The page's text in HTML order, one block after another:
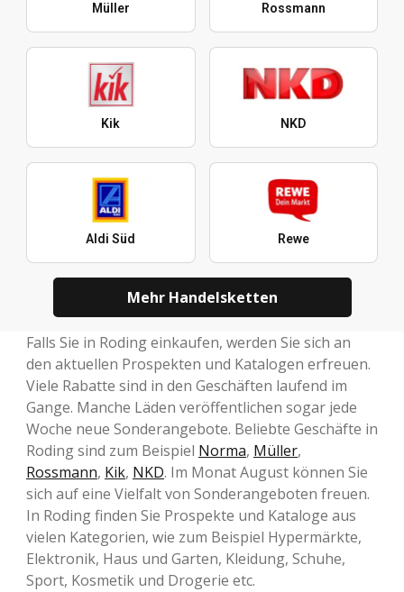
Müller Rossmann
Kik NKD
Aldi Süd Rewe
Mehr Handelsketten
Falls Sie in Roding einkaufen, werden Sie sich an
den aktuellen Prospekten und Katalogen erfreuen.
Viele Rabatte sind in den Geschäften laufend im
Gange. Manche Läden veröffentlichen sogar jede
Woche neue Sonderangebote. Beliebte Geschäfte in
Roding sind zum Beispiel Norma, Müller,
Rossmann, Kik, NKD. Im Monat August können Sie
sich auf eine Vielfalt von Sonderangeboten freuen.
In Roding finden Sie Prospekte und Kataloge aus
vielen Kategorien, wie zum Beispiel Hypermärkte,
Elektronik, Haus und Garten, Kleidung, Schuhe,
Sport, Kosmetik und Drogerie etc.